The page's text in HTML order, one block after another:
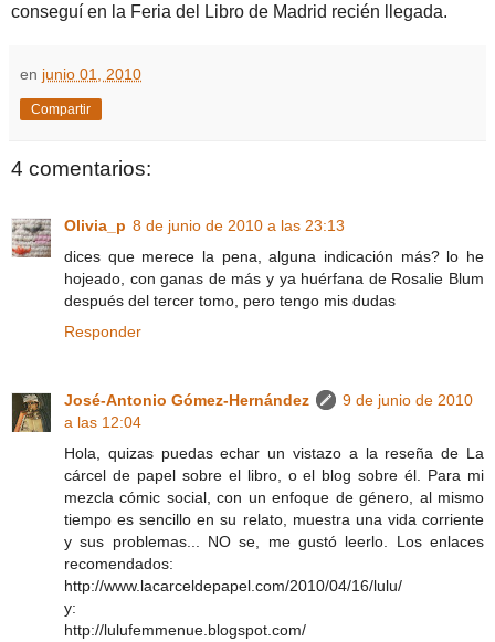
conseguí en la Feria del Libro de Madrid recién llegada.
en junio 01, 2010
Compartir
4 comentarios:
Olivia_p 8 de junio de 2010 a las 23:13
dices que merece la pena, alguna indicación más? lo he
hojeado, con ganas de más y ya huérfana de Rosalie Blum
después del tercer tomo, pero tengo mis dudas
Responder
José-Antonio Gómez-Hernández
9 de junio de 2010
a las 12:04
Hola, quizas puedas echar un vistazo a la reseña de La
cárcel de papel sobre el libro, o el blog sobre él. Para mi
mezcla cómic social, con un enfoque de género, al mismo
tiempo es sencillo en su relato, muestra una vida corriente
y sus problemas... NO se, me gustó leerlo. Los enlaces
recomendados:
http://www.lacarceldepapel.com/2010/04/16/lulu/
y:
http://lulufemmenue.blogspot.com/